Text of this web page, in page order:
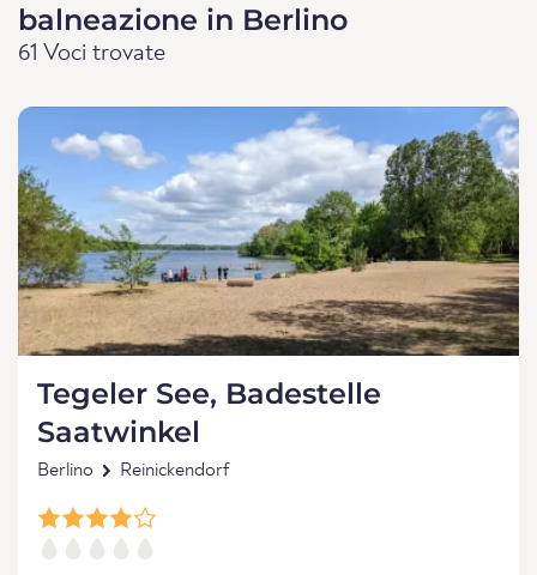
balneazione in Berlino
61 Voci trovate
Tegeler See, Badestelle
Saatwinkel
Berlino Reinickendorf